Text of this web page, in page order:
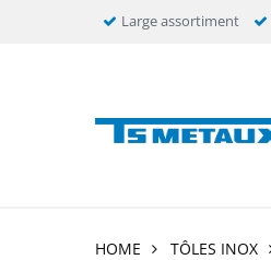
Large assortiment
HOME TÔLES INOX